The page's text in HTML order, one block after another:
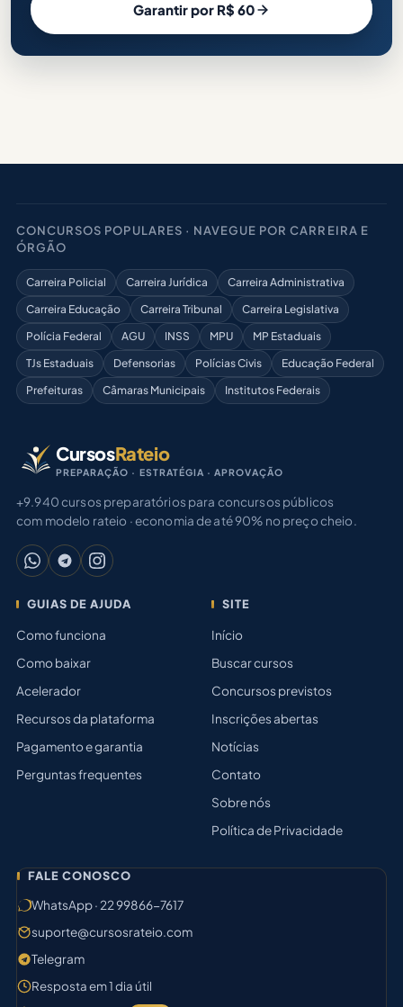
Garantir por R$ 60
CONCURSOS POPULARES · NAVEGUE POR CARREIRA E
ÓRGÃO
Carreira Policial Carreira Jurídica
Carreira Administrativa
Carreira Educação
Carreira Tribunal
Carreira Legislativa
Polícia Federal
AGU INSS MPU
MP Estaduais
TJs Estaduais
Defensorias Polícias Civis
Educação Federal
Prefeituras
Câmaras Municipais Institutos Federais
CursosRateio
PREPARAÇÃO · ESTRATÉGIA · APROVAÇÃO
+9.940 cursos preparatórios para concursos públicos
com modelo rateio · economia de até 90% no preço cheio.
GUIAS DE AJUDA
Como funciona
Como baixar
Acelerador
Recursos da plataforma
Pagamento e garantia
Perguntas frequentes
SITE
Início
Buscar cursos
Concursos previstos
Inscrições abertas
Notícias
Contato
Sobre nós
Política de Privacidade
FALE CONOSCO
WhatsApp · 22 99866-7617
suporte@cursosrateio.com
Telegram
Resposta em 1 dia útil